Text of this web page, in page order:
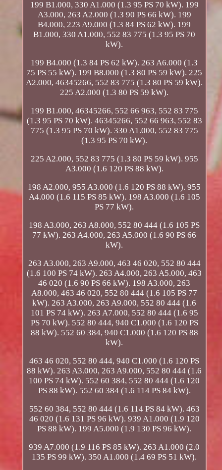
199 B1.000, 330 A1.000 (1.3 95 PS 70 kW). 199
A3.000, 263 A2.000 (1.3 90 PS 66 kW). 199
B4.000, 223 A9.000 (1.3 84 PS 62 kW). 199
B1.000, 330 A1.000, 552 83 775 (1.3 95 PS 70
kW).
199 B4.000 (1.3 84 PS 62 kW). 263 A6.000 (1.3
75 PS 55 kW). 199 B8.000 (1.3 80 PS 59 kW). 225
A2.000, 46345266, 552 83 775 (1.3 80 PS 59 kW).
225 A2.000 (1.3 80 PS 59 kW).
199 B1.000, 46345266, 552 66 963, 552 83 775
(1.3 95 PS 70 kW). 46345266, 552 66 963, 552 83
775 (1.3 95 PS 70 kW). 330 A1.000, 552 83 775
(1.3 95 PS 70 kW).
225 A2.000, 552 83 775 (1.3 80 PS 59 kW). 955
A3.000 (1.6 120 PS 88 kW).
198 A2.000, 955 A3.000 (1.6 120 PS 88 kW). 955
A4.000 (1.6 115 PS 85 kW). 198 A3.000 (1.6 105
PS 77 kW).
198 A3.000, 263 A8.000, 552 80 444 (1.6 105 PS
77 kW). 263 A4.000, 263 A5.000 (1.6 90 PS 66
kW).
263 A3.000, 263 A9.000, 463 46 020, 552 80 444
(1.6 100 PS 74 kW). 263 A4.000, 263 A5.000, 463
46 020 (1.6 90 PS 66 kW). 198 A3.000, 263
A8.000, 463 46 020, 552 80 444 (1.6 105 PS 77
kW). 263 A3.000, 263 A9.000, 552 80 444 (1.6
101 PS 74 kW). 263 A7.000, 552 80 444 (1.6 95
PS 70 kW). 552 80 444, 940 C1.000 (1.6 120 PS
88 kW). 552 60 384, 940 C1.000 (1.6 120 PS 88
kW).
463 46 020, 552 80 444, 940 C1.000 (1.6 120 PS
88 kW). 263 A3.000, 263 A9.000, 552 80 444 (1.6
100 PS 74 kW). 552 60 384, 552 80 444 (1.6 120
PS 88 kW). 552 60 384 (1.6 114 PS 84 kW).
552 60 384, 552 80 444 (1.6 114 PS 84 kW). 463
46 020 (1.6 131 PS 96 kW). 939 A1.000 (1.9 120
PS 88 kW). 199 A5.000 (1.9 130 PS 96 kW).
939 A7.000 (1.9 116 PS 85 kW). 263 A1.000 (2.0
135 PS 99 kW). 350 A1.000 (1.4 69 PS 51 kW).